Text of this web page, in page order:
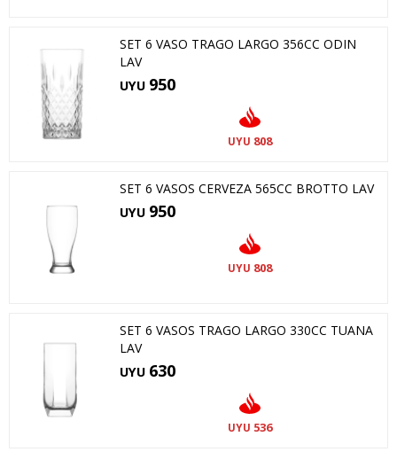
SET 6 VASO TRAGO LARGO 356CC ODIN
LAV
UYU 950
UYU 808
SET 6 VASOS CERVEZA 565CC BROTTO LAV
UYU 950
UYU 808
SET 6 VASOS TRAGO LARGO 330CC TUANA
LAV
UYU 630
UYU 536